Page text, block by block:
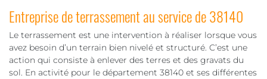
Entreprise de terrassement au service de 38140
Le terrassement est une intervention à réaliser lorsque vous
avez besoin d’un terrain bien nivelé et structuré. C’est une
action qui consiste à enlever des terres et des gravats du
sol. En activité pour le département 38140 et ses différentes